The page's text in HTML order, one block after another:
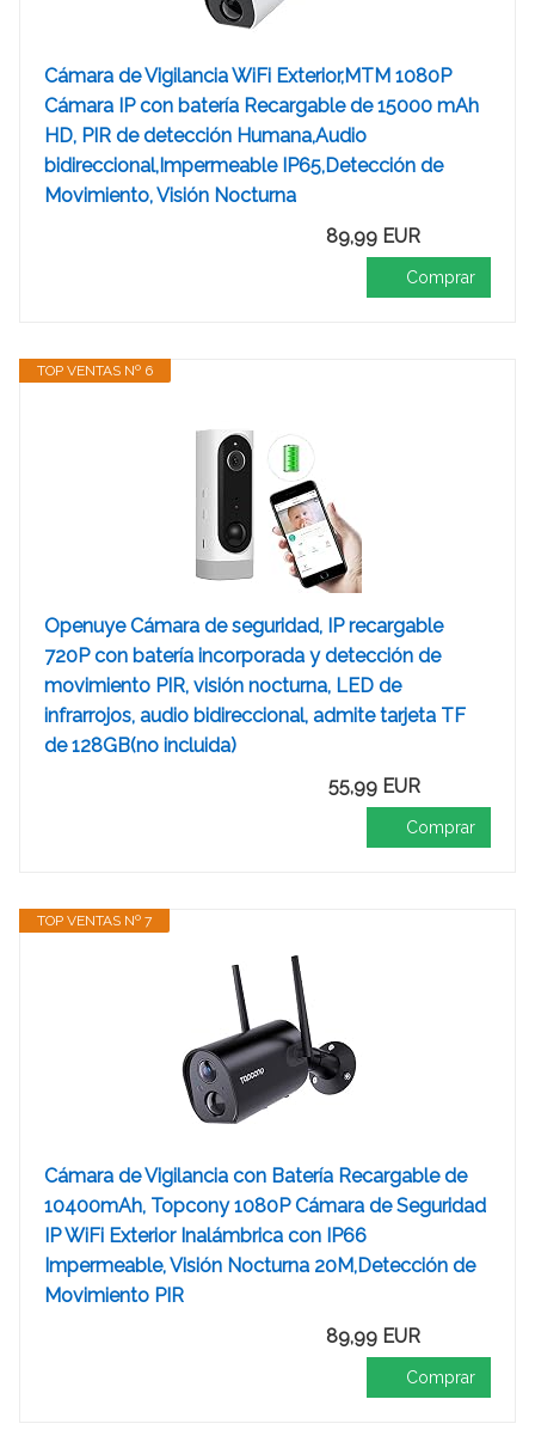
Cámara de Vigilancia WiFi Exterior,MTM 1080P
Cámara IP con batería Recargable de 15000 mAh
HD, PIR de detección Humana,Audio
bidireccional,Impermeable IP65,Detección de
Movimiento, Visión Nocturna
89,99 EUR
Comprar
TOP VENTAS Nº 6
Openuye Cámara de seguridad, IP recargable
720P con batería incorporada y detección de
movimiento PIR, visión nocturna, LED de
infrarrojos, audio bidireccional, admite tarjeta TF
de 128GB(no incluida)
55,99 EUR
Comprar
TOP VENTAS Nº 7
Cámara de Vigilancia con Batería Recargable de
10400mAh, Topcony 1080P Cámara de Seguridad
IP WiFi Exterior Inalámbrica con IP66
Impermeable, Visión Nocturna 20M,Detección de
Movimiento PIR
89,99 EUR
Comprar